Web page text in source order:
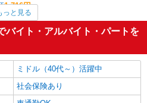
1,716円
円
給を見る
っと見る
バイト・アルバイト・パートを
ミドル（40代～）活躍中
社会保険あり